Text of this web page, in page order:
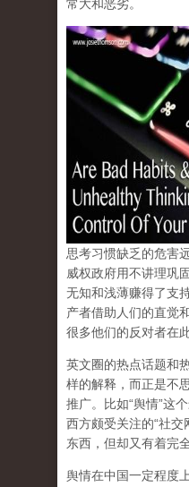
常大和恶劣。
思考习惯缺乏的危害
威权政府用不讲理巩
无知和浅薄赚得了支
产者借助人们的直觉
很多他们的反对者在
英文圈的热点话题和
样的解释，而正是不
推广。比如“舆情”这
西方颇受关注的“社交
东西，但却又有着完
舆情在中国一定程度